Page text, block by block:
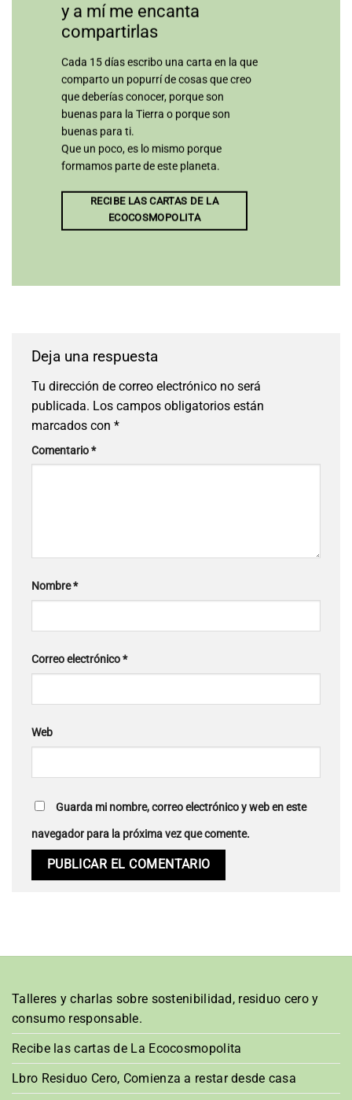
y a mí me encanta
compartirlas
Cada 15 días escribo una carta en la que
comparto un popurrí de cosas que creo
que deberías conocer, porque son
buenas para la Tierra o porque son
buenas para ti.
Que un poco, es lo mismo porque
formamos parte de este planeta.
RECIBE LAS CARTAS DE LA
ECOCOSMOPOLITA
Deja una respuesta
Tu dirección de correo electrónico no será
publicada. Los campos obligatorios están
marcados con *
Comentario*
Nombre*
Correo electrónico*
Web
Guarda mi nombre, correo electrónico y web en este
navegador para la próxima vez que comente.
Talleres y charlas sobre sostenibilidad, residuo cero y
consumo responsable.
Recibe las cartas de La Ecocosmopolita
Lbro Residuo Cero, Comienza a restar desde casa